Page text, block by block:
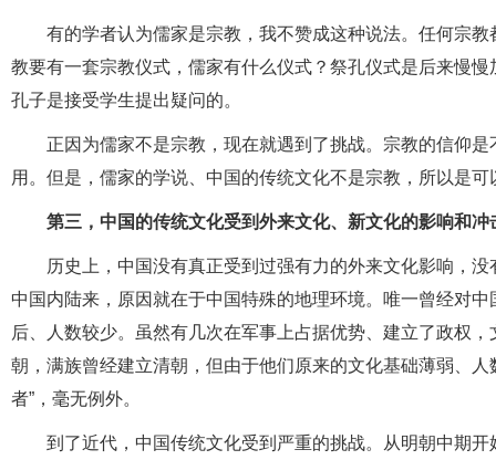
有的学者认为儒家是宗教，我不赞成这种说法。任何宗
教要有一套宗教仪式，儒家有什么仪式？祭孔仪式是后来慢
孔子是接受学生提出疑问的。
正因为儒家不是宗教，现在就遇到了挑战。宗教的信仰
用。但是，儒家的学说、中国的传统文化不是宗教，所以是
第三，中国的传统文化受到外来文化、新文化的影响和冲
历史上，中国没有真正受到过强有力的外来文化影响，
中国内陆来，原因就在于中国特殊的地理环境。唯一曾经对
后、人数较少。虽然有几次在军事上占据优势、建立了政权
朝，满族曾经建立清朝，但由于他们原来的文化基础薄弱、
者”，毫无例外。
到了近代，中国传统文化受到严重的挑战。从明朝中期